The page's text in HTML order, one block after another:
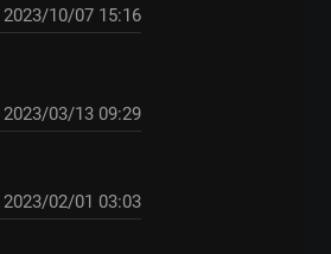
2023/10/07 15:16
2023/03/13 09:29
2023/02/01 03:03